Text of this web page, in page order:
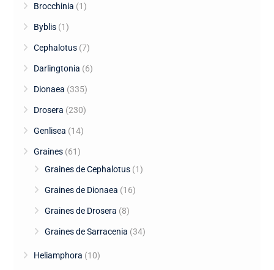
Brocchinia (1)
Byblis (1)
Cephalotus (7)
Darlingtonia (6)
Dionaea (335)
Drosera (230)
Genlisea (14)
Graines (61)
Graines de Cephalotus (1)
Graines de Dionaea (16)
Graines de Drosera (8)
Graines de Sarracenia (34)
Heliamphora (10)